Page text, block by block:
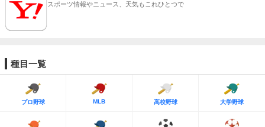
スポーツ情報やニュース、天気もこれひとつで
種目一覧
プロ野球 MLB 高校野球 大学野球